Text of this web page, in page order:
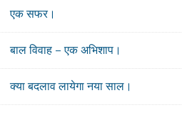
एक सफर।
बाल विवाह – एक अभिशाप।
क्या बदलाव लायेगा नया साल।